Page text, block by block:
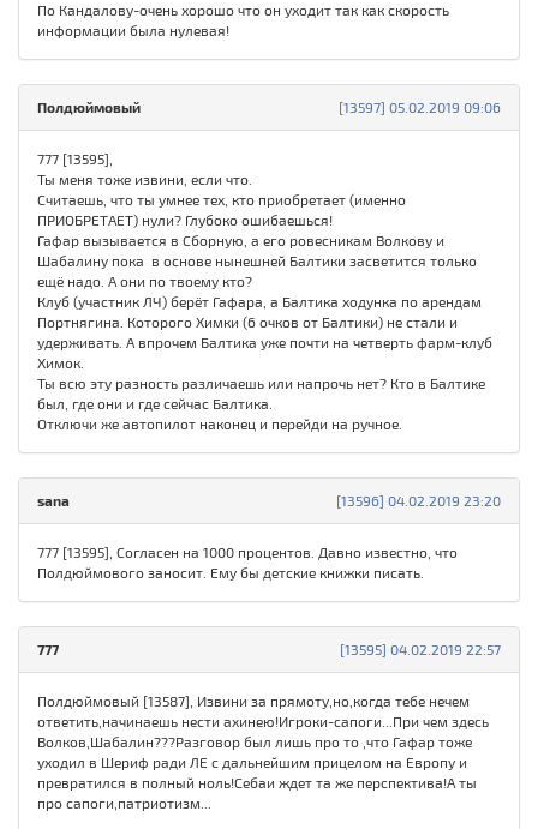
По Кандалову-очень хорошо что он уходит так как скорость
информации была нулевая!
[13597] 05.02.2019 09:06
Полдюймовый
777 [13595],
Ты меня тоже извини, если что.
Считаешь, что ты умнее тех, кто приобретает (именно
ПРИОБРЕТАЕТ) нули? Глубоко ошибаешься!
Гафар вызывается в Сборную, а его ровесникам Волкову и
Шабалину пока в основе нынешней Балтики засветится только
ещё надо. А они по твоему кто?
Клуб (участник ЛЧ) берёт Гафара, а Балтика ходунка по арендам
Портнягина. Которого Химки (6 очков от Балтики) не стали и
удерживать. А впрочем Балтика уже почти на четверть фарм-клуб
Химок.
Ты всю эту разность различаешь или напрочь нет? Кто в Балтике
был, где они и где сейчас Балтика.
Отключи же автопилот наконец и перейди на ручное.
[13596] 04.02.2019 23:20
sana
777 [13595], Согласен на 1000 процентов. Давно известно, что
Полдюймового заносит. Ему бы детские книжки писать.
[13595] 04.02.2019 22:57
777
Полдюймовый [13587], Извини за прямоту,но,когда тебе нечем
ответить,начинаешь нести ахинею!Игроки-сапоги...При чем здесь
Волков,Шабалин???Разговор был лишь про то ,что Гафар тоже
уходил в Шериф ради ЛЕ с дальнейшим прицелом на Европу и
превратился в полный ноль!Себаи ждет та же перспектива!А ты
про сапоги,патриотизм...